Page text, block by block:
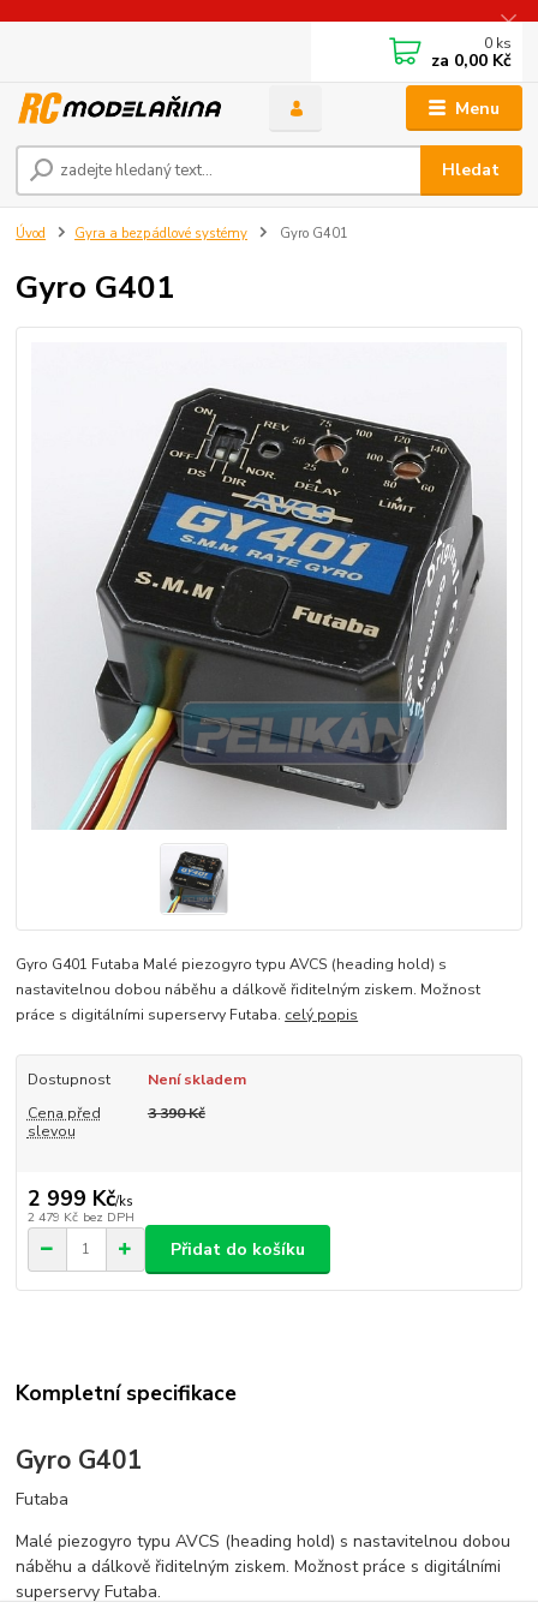
Menu
Hledat
0 ks
za 0,00 Kč
Úvod Gyra a bezpádlové systémy Gyro G401
Gyro G401
Gyro G401 Futaba Malé piezogyro typu AVCS (heading hold) s
nastavitelnou dobou náběhu a dálkově řiditelným ziskem. Možnost
práce s digitálními superservy Futaba. celý popis
Dostupnost
Není skladem
Cena před
slevou
3 390 Kč
2 999 Kč/ks
2 479 Kč bez DPH
Přidat do košíku
Kompletní specifikace
Gyro G401
Futaba
Malé piezogyro typu AVCS (heading hold) s nastavitelnou dobou
náběhu a dálkově řiditelným ziskem. Možnost práce s digitálními
superservy Futaba.